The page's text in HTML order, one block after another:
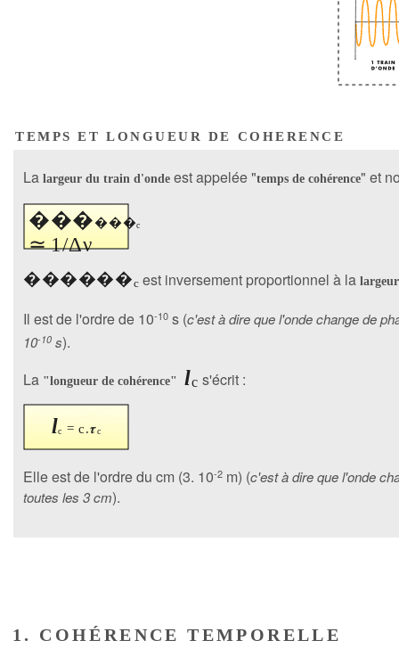
TEMPS ET LONGUEUR DE COHERENCE
La largeur du train d'onde est appelée "temps de cohérence" et
������c
≃1/Δν
������c est inversement proportionnel à la
Il est de l'ordre de 10-10 s (c'est à dire que l'onde change de
10-10 s).
La "longueur de cohérence" lc s'écrit :
lc = c.𝝉c
Elle est de l'ordre du cm (3. 10-2 m) (c'est à dire que l'onde
toutes les 3 cm).
1. COHÉRENCE TEMPORELLE